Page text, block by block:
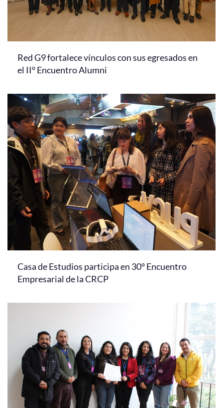
Red G9 fortalece vínculos con sus egresados en
el II° Encuentro Alumni
Casa de Estudios participa en 30° Encuentro
Empresarial de la CRCP